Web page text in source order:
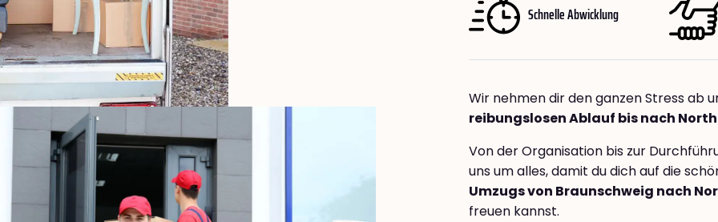
Schnelle Abwicklung
Wir nehmen dir den ganzen Stress ab
reibungslosen Ablauf bis nach
Von der Organisation bis zur
uns um alles, damit du dich auf die
Umzugs von Braunschweig nach
freuen kannst.